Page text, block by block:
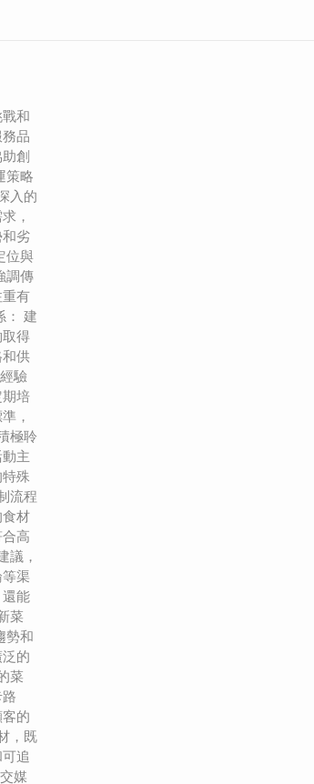
和
品
創
策略
入的
，
劣
位與
調傳
有
： 建
得
供
驗
培
，
極聆
主
殊
流程
材
高
議，
渠
能
菜
勢和
的
菜
的
，既
追
媒